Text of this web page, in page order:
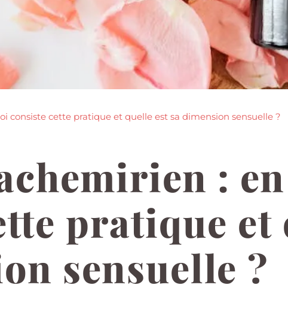
consiste cette pratique et quelle est sa dimension sensuelle ?
:
pratique et
sensuelle ?